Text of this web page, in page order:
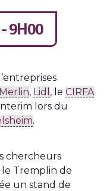
9H00
, Lidl , le CIRFA
lors du
.
chercheurs
le Tremplin de
un stand de